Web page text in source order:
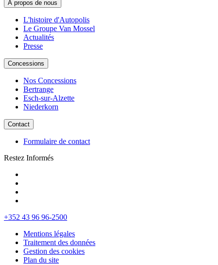
A propos de nous
L'histoire d'Autopolis
Le Groupe Van Mossel
Actualités
Presse
Concessions
Nos Concessions
Bertrange
Esch-sur-Alzette
Niederkorn
Contact
Formulaire de contact
Restez Informés
+352 43 96 96-2500
Mentions légales
Traitement des données
Gestion des cookies
Plan du site